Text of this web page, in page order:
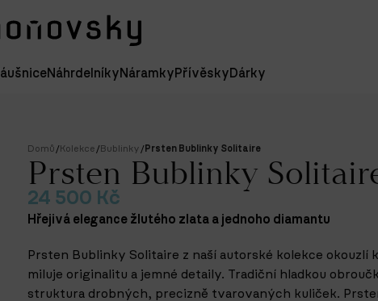
Náhrdelníky Náramky Přívěsky Dárky
Domů /Kolekce /Bublinky /Prsten Bublinky Solitaire
Prsten Bublinky
24 500 Kč
Hřejivá elegance žlutého zlata a jednoho diamantu
Prsten Bublinky Solitaire z naší autorské kolekce okouzlí
miluje originalitu a jemné detaily. Tradiční hladkou
struktura drobných, precizně tvarovaných kuliček.